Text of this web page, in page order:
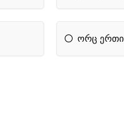
ორც ერთი